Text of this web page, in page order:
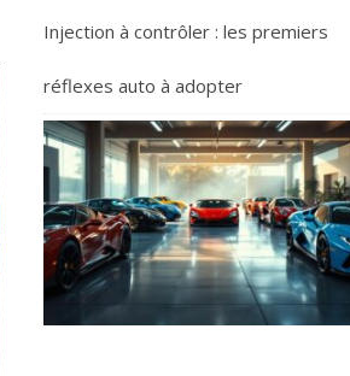
Injection à contrôler : les premiers
réflexes auto à adopter